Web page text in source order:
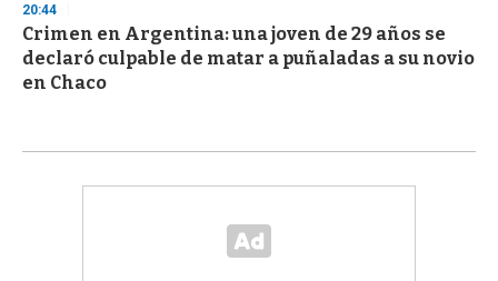
20:44
Crimen en Argentina: una joven de 29 años se
declaró culpable de matar a puñaladas a su novio
en Chaco